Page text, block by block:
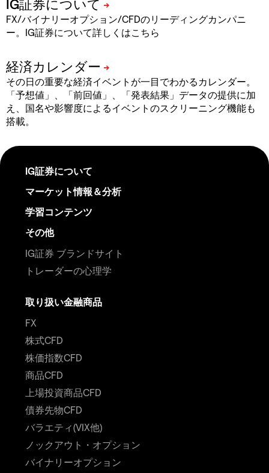
FX/バイナリーオプション/CFDのリーディングカンパニ
ー。IG証券について詳しくはこちら
その日の重要な経済イベントが一目でわかるカレンダー。
「予想値」、「前回値」、「発表結果」データの提供に加
え、国名や影響度によるイベントのスクリーニング機能も
搭載。
IG証券について
マーケット情報＆分析
学習コンテンツ
その他
IG証券 ブランドサイト
トレーダーの心理学
取り扱い金融商品
FX
株式CFD
株価指数CFD
商品CFD
上場投資商品CFD
債券先物CFD
バラエティ(VIX他)
ノックアウト・オプション
バイナリーオプション